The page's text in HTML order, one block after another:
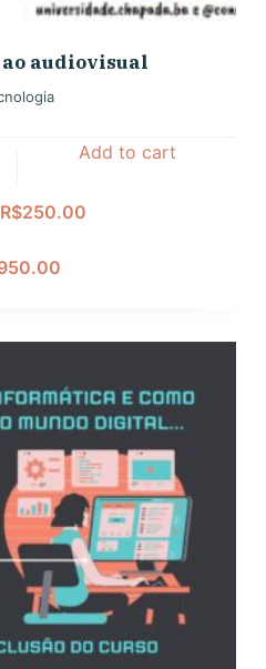
audiovisual
Add to cart
R$250.00